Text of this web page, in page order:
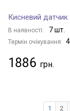
Кисневий датчик
В наявності: 7 шт.
Термін очікування:
1886
1 2